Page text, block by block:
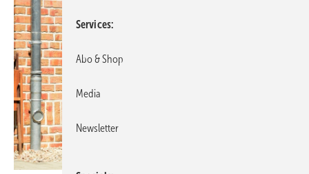
Services
Abo & Shop
Media
Newsletter